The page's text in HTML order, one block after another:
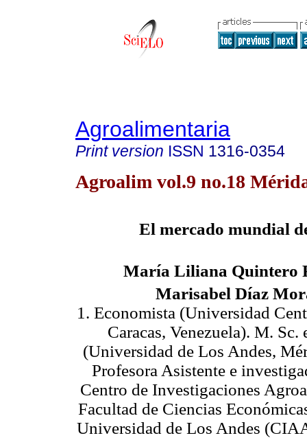
Agroalimentaria
Print version ISSN 1316-0354
Agroalim vol.9 no.18
El mercado mundial
María Liliana Quintero
Marisabel Díaz
1. Economista (Universidad
Caracas, Venezuela). M. Sc.
(Universidad de Los Andes,
Profesora Asistente e
Centro de Investigaciones
Facultad de Ciencias
Universidad de Los Andes